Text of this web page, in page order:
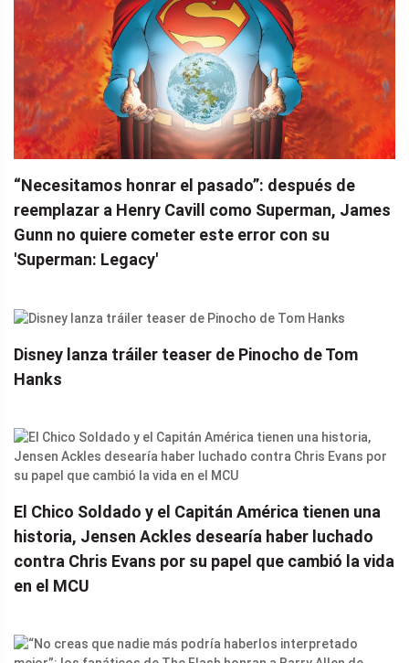
“Necesitamos honrar el pasado”: ​​después de
reemplazar a Henry Cavill como Superman, James
Gunn no quiere cometer este error con su
'Superman: Legacy'
Disney lanza tráiler teaser de Pinocho de Tom
Hanks
El Chico Soldado y el Capitán América tienen una
historia, Jensen Ackles desearía haber luchado
contra Chris Evans por su papel que cambió la vida
en el MCU